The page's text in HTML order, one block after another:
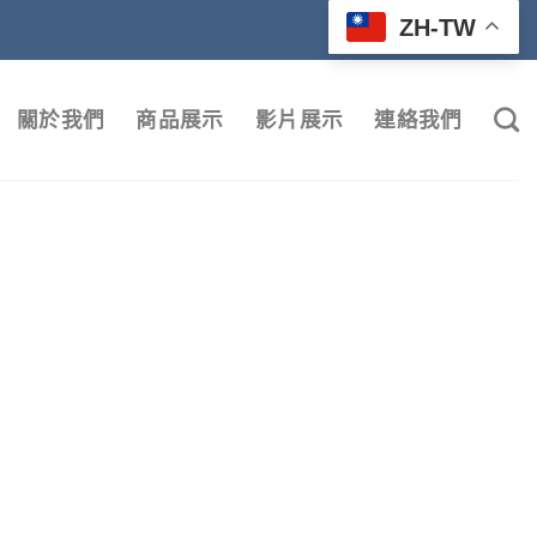
ZH-TW
關於我們 商品展示 影片展示 連絡我們